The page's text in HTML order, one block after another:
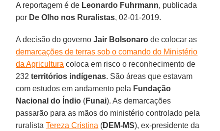
A reportagem é de Leonardo Fuhrmann, publicada
por De Olho nos Ruralistas, 02-01-2019.
A decisão do governoJair Bolsonaro de colocar as
demarcações de terras sob o comando do Ministério
da Agricultura coloca em risco o reconhecimento de
232 territórios indígenas. São áreas que estavam
com estudos em andamento pela Fundação
Nacional do Índio (Funai). As demarcações
passarão para as mãos do ministério controlado pela
ruralistaTereza Cristina (DEM-MS), ex-presidente da